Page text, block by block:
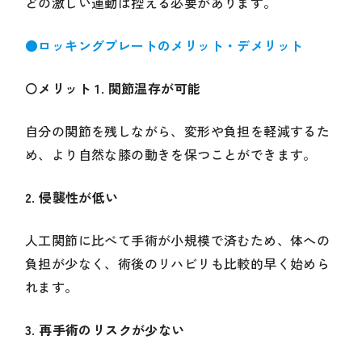
●ロッキングプレートのメリット・デメリット
〇メリット 1. 関節温存が可能
自分の関節を残しながら、変形や負担を軽減するた
め、より自然な膝の動きを保つことができます。
2. 侵襲性が低い
人工関節に比べて手術が小規模で済むため、体への
負担が少なく、術後のリハビリも比較的早く始めら
れます。
3. 再手術のリスクが少ない